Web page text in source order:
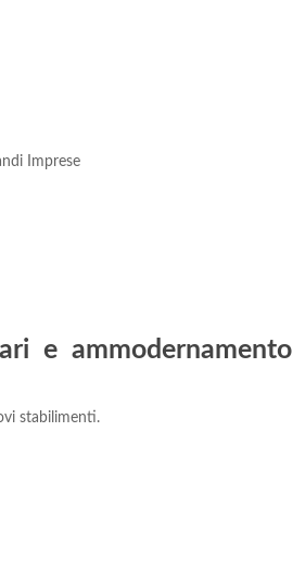
Imprese
e ammodernamento
stabilimenti.